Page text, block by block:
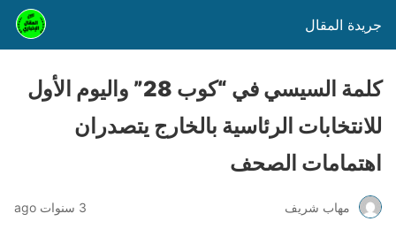
جريدة المقال
كلمة السيسي في “كوب 28” واليوم الأول
للانتخابات الرئاسية بالخارج يتصدران
اهتمامات الصحف
مهاب شريف 3 سنوات ago